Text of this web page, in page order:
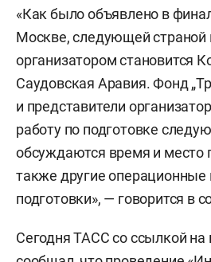
«Как было объявлено в
Москве, следующей страной
организатором становится
Саудовская Аравия. Фонд
и представители
работу по подготовке
обсуждаются время и место
также другие операционные
подготовки», — говорится в
Сегодня ТАСС со ссылкой на